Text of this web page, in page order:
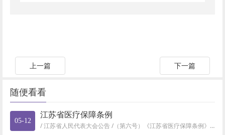
上一篇 下一篇
随便看看
05-12
江苏省医疗保障条例
/ 江苏省人民代表大会公告 /（第六号）《江苏省医疗保障条例》已由江苏省第十四届人民代表大会第一次会议于2023年1月1...